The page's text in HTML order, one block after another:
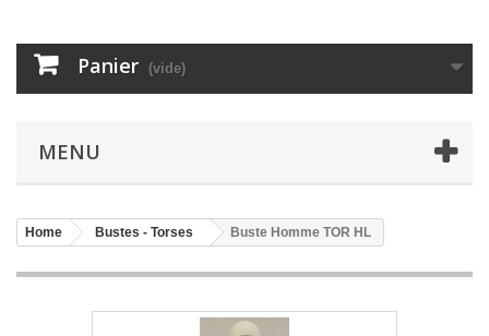
Panier (vide)
MENU
Home Bustes - Torses Buste Homme TOR HL